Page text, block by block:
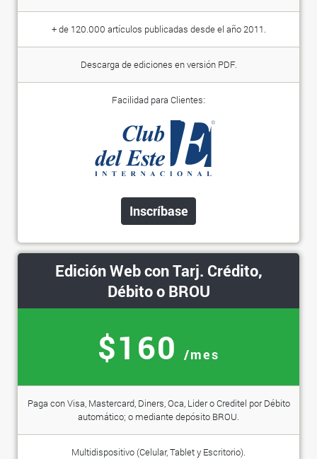
+ de 120.000 artículos publicadas desde el año 2011.
Descarga de ediciones en versión PDF.
Facilidad para Clientes:
Inscríbase
Edición Web con Tarj. Crédito,
Débito o BROU
$160 /mes
Paga con Visa, Mastercard, Diners, Oca, Lider o Creditel por Débito
automático; o mediante depósito BROU.
Multidispositivo (Celular, Tablet y Escritorio).